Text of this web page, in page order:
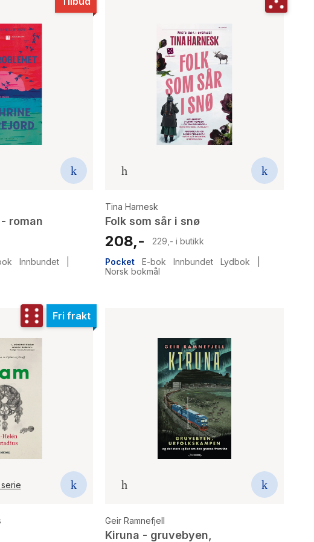
roman
Innbundet
Tina Harnesk
Folk som sår i snø
208,-
229,- i butikk
Pocket
E-bok Innbundet Lydbok
Norsk bokmål
Fri frakt
Geir Ramnefjell
Kiruna - gruvebyen,